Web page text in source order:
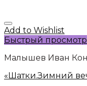
Add to Wishlist
Быстрый просмотр
Малышев Иван
«Шатки.Зимний